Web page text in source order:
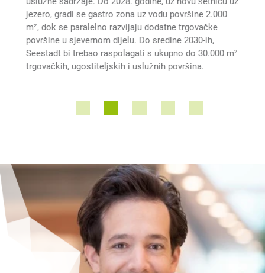
jezero, gradi se gastro zona uz vodu površine 2.000
m², dok se paralelno razvijaju dodatne trgovačke
površine u sjevernom dijelu. Do sredine 2030-ih,
Seestadt bi trebao raspolagati s ukupno do 30.000 m²
trgovačkih, ugostiteljskih i uslužnih površina.